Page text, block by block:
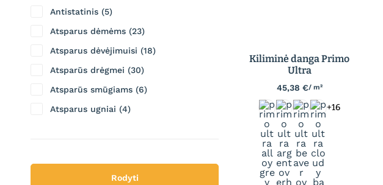
Kiliminė danga Primo
Ultra
45,38 €/ m²
+16
Antistatinis
5
Atsparus dėmėms
23
Atsparus dėvėjimuisi
18
Atsparūs drėgmei
30
Atsparūs smūgiams
6
Atsparus ugniai
4
Rodyti